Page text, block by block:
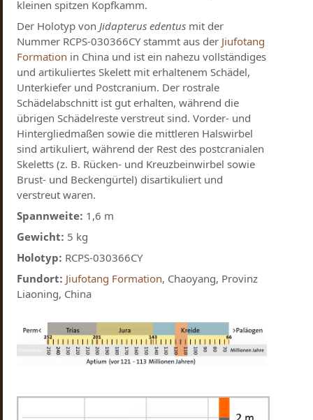
kleinen spitzen Kopfkamm.
Der Holotyp von Jidapterus edentus mit der
Nummer RCPS-030366CY stammt aus der Jiufotang
Formation in China und ist ein nahezu vollständiges
und artikuliertes Skelett mit erhaltenem Schädel,
Unterkiefer und Postcranium. Der rostrale
Schädelabschnitt ist gut erhalten, während die
übrigen Schädelreste verstreut sind. Vorder- und
Hintergliedmaßen sowie die mittleren Halswirbel
sind artikuliert, während der Rest des postcranialen
Skeletts (z. B. Rücken- und Kreuzbeinwirbel sowie
Brust- und Beckengürtel) disartikuliert und
verstreut waren.
Spannweite: 1,6 m
Gewicht: 5 kg
Holotyp: RCPS-030366CY
Fundort: Jiufotang Formation, Chaoyang, Provinz
Liaoning, China